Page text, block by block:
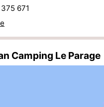
671
Camping Le Parage